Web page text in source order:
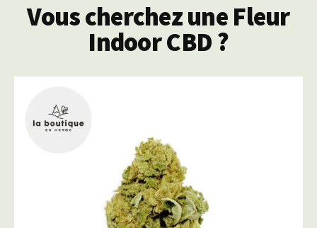
Vous cherchez une Fleur
Indoor CBD ?